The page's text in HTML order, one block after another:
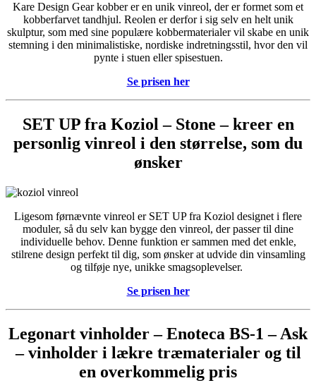
Kare Design Gear kobber er en unik vinreol, der er formet som et
kobberfarvet tandhjul. Reolen er derfor i sig selv en helt unik
skulptur, som med sine populære kobbermaterialer vil skabe en unik
stemning i den minimalistiske, nordiske indretningsstil, hvor den vil
pynte i stuen eller spisestuen.
Se prisen her
SET UP fra Koziol – Stone – kreer en
personlig vinreol i den størrelse, som du
ønsker
Ligesom førnævnte vinreol er SET UP fra Koziol designet i flere
moduler, så du selv kan bygge den vinreol, der passer til dine
individuelle behov. Denne funktion er sammen med det enkle,
stilrene design perfekt til dig, som ønsker at udvide din vinsamling
og tilføje nye, unikke smagsoplevelser.
Se prisen her
Legonart vinholder – Enoteca BS-1 – Ask
– vinholder i lækre træmaterialer og til
en overkommelig pris